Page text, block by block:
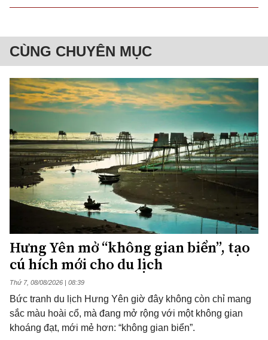
CÙNG CHUYÊN MỤC
Hưng Yên mở “không gian biển”, tạo
cú hích mới cho du lịch
Thứ 7, 08/08/2026 | 08:39
Bức tranh du lịch Hưng Yên giờ đây không còn chỉ mang
sắc màu hoài cổ, mà đang mở rộng với một không gian
khoáng đạt, mới mẻ hơn: “không gian biển”.